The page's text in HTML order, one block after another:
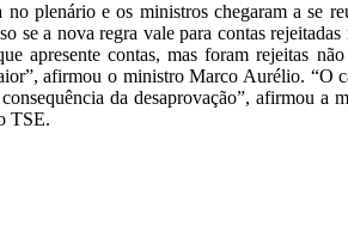
plenário e os ministros chegaram a
se a nova regra vale para contas
apresente contas, mas foram rejeitas
afirmou o ministro Marco Aurélio. “O
da desaprovação”, afirmou
TSE.